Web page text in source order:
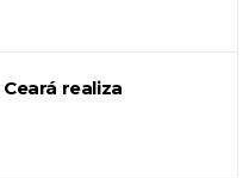
realiza